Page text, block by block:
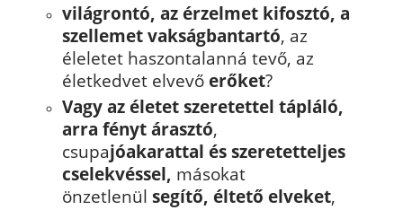
világrontó, az érzelmet kifosztó, a
szellemet vakságbantartó, az
éleletet haszontalanná tevő, az
életkedvet elvevő erőket?
Vagy az életet szeretettel tápláló,
arra fényt árasztó,
csupajóakarattal és szeretetteljes
cselekvéssel, másokat
önzetlenül segítő, éltető elveket,